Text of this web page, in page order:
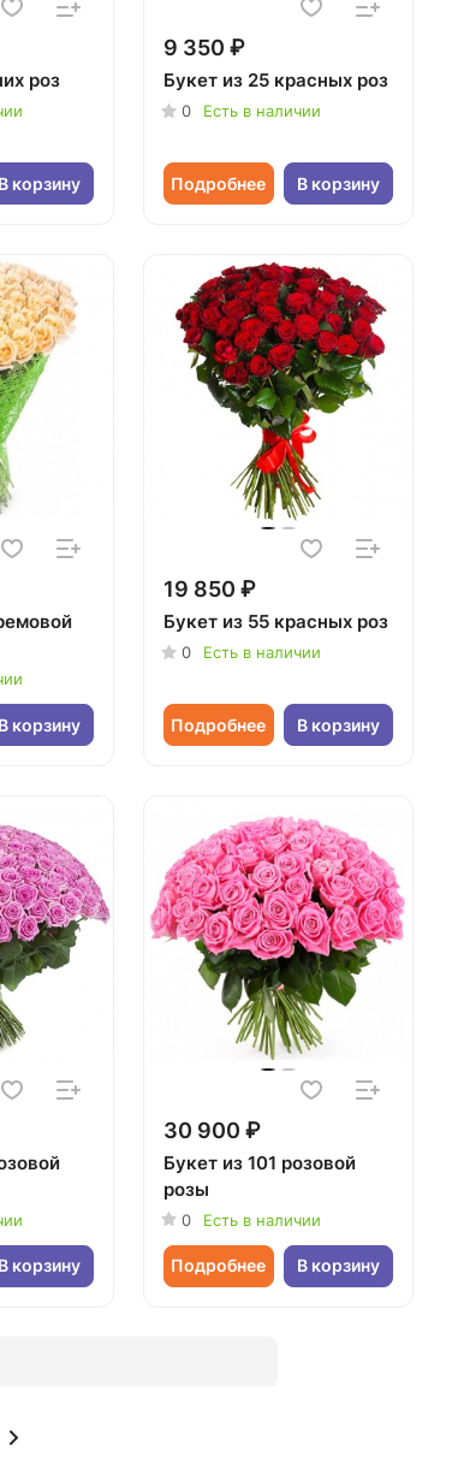
роз
В корзину
9 350 ₽
Букет из 25 красных роз
0 Есть в наличии
Подробнее В корзину
В корзину
19 850 ₽
Букет из 55 красных роз
0 Есть в наличии
Подробнее В корзину
В корзину
30 900 ₽
Букет из 101 розовой
розы
0 Есть в наличии
Подробнее В корзину